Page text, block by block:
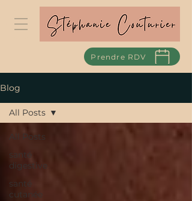
Prendre RDV
Blog
All Posts
santé
digestive
santé
cutanée
All Posts